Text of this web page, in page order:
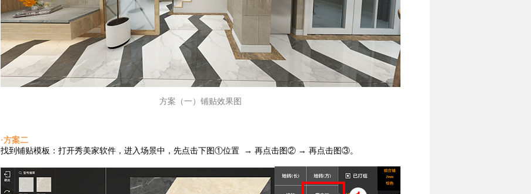
方案（一）铺贴效果图
·方案二
找到铺贴模板：打开秀美家软件，进入场景中，先点击下图①位置 → 再点击图② → 再点击图③。